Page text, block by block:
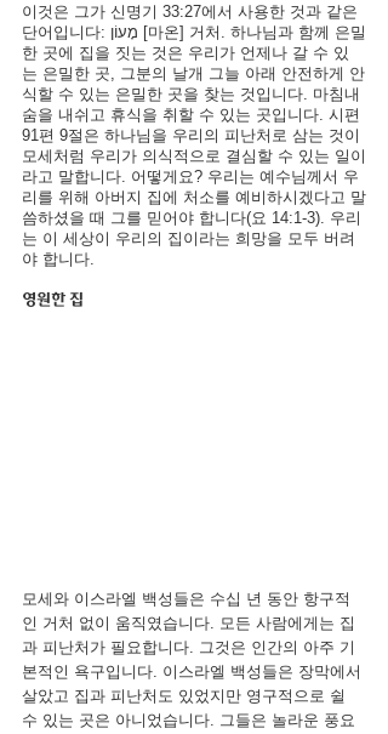
이것은 그가 신명기 33:27에서 사용한 것과 같은
단어입니다: מָעוֹן [마온] 거처. 하나님과 함께 은밀
한 곳에 집을 짓는 것은 우리가 언제나 갈 수 있
는 은밀한 곳, 그분의 날개 그늘 아래 안전하게 안
식할 수 있는 은밀한 곳을 찾는 것입니다. 마침내
숨을 내쉬고 휴식을 취할 수 있는 곳입니다. 시편
91편 9절은 하나님을 우리의 피난처로 삼는 것이
모세처럼 우리가 의식적으로 결심할 수 있는 일이
라고 말합니다. 어떻게요? 우리는 예수님께서 우
리를 위해 아버지 집에 처소를 예비하시겠다고 말
씀하셨을 때 그를 믿어야 합니다(요 14:1-3). 우리
는 이 세상이 우리의 집이라는 희망을 모두 버려
야 합니다.
영원한 집
모세와 이스라엘 백성들은 수십 년 동안 항구적
인 거처 없이 움직였습니다. 모든 사람에게는 집
과 피난처가 필요합니다. 그것은 인간의 아주 기
본적인 욕구입니다. 이스라엘 백성들은 장막에서
살았고 집과 피난처도 있었지만 영구적으로 쉴
수 있는 곳은 아니었습니다. 그들은 놀라운 풍요